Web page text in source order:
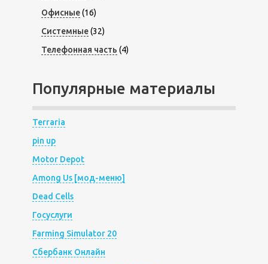
Офисные(16)
Системные(32)
Телефонная часть (4)
Популярные материалы
Terraria
pin up
Motor Depot
Among Us [мод-меню]
Dead Cells
Госуслуги
Farming Simulator 20
Сбербанк Онлайн